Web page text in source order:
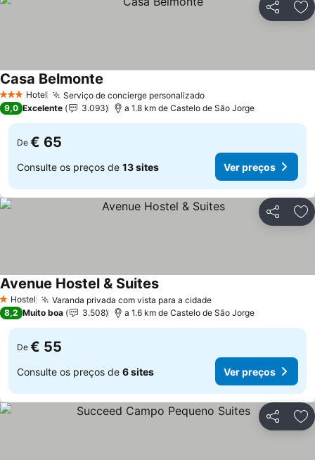
Partilhar
3 EstrelasHotel Serviço de concierge personalizadoVer preços
Casa Belmonte
9,0 Excelente 3.093 a 1.8 km de Castelo de São Jorge
De € 65
Consulte os preços de 13 sites Ver preços
Partilhar
1 Estrelas
Hostel Varanda privada com vista para a cidadeVer preços
Avenue Hostel & SuitesVer preços
8,2 Muito boa 3.508 a 1.6 km de Castelo de São Jorge
De € 55
Consulte os preços de 6 sites Ver preços
Partilhar